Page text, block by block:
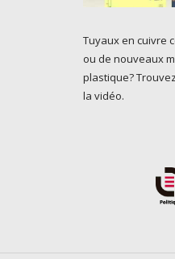
Tuyaux en cuivre
ou de nouveaux
plastique?
la vidéo.